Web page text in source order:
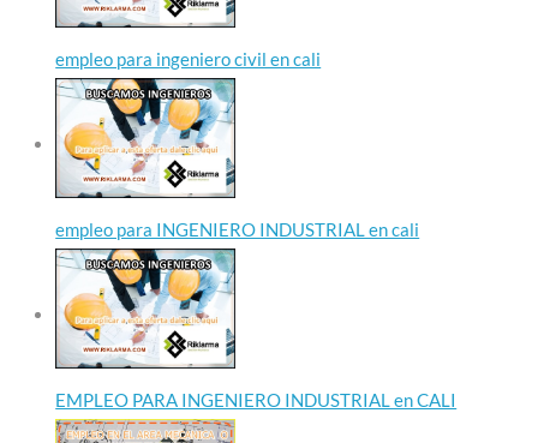
empleo para ingeniero civil en cali
empleo para INGENIERO INDUSTRIAL en cali
EMPLEO PARA INGENIERO INDUSTRIAL en CALI